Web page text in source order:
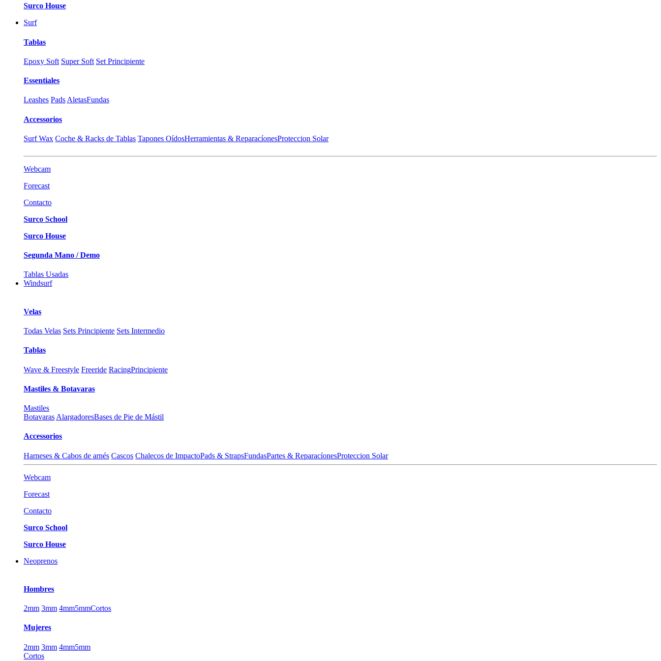
Surco House
Surf
Tablas
Epoxy Soft Super Soft Set Principiente
Essentiales
Leashes Pads AletasFundas
Accessorios
Surf Wax Coche & Racks de Tablas Tapones OídosHerramientas & ReparacíonesProteccion Solar
Webcam
Forecast
Contacto
Surco School
Surco House
Segunda Mano / Demo
Tablas Usadas
Windsurf
Velas
Todas Velas Sets Principiente Sets Intermedio
Tablas
Wave & Freestyle Freeride RacingPrincipiente
Mastiles & Botavaras
Mastiles
Botavaras AlargadoresBases de Pie de Mástil
Accessorios
Harneses & Cabos de arnés Cascos Chalecos de ImpactoPads & StrapsFundasPartes & ReparacíonesProteccion Solar
Webcam
Forecast
Contacto
Surco School
Surco House
Neoprenos
Hombres
2mm 3mm 4mm5mmCortos
Mujeres
2mm 3mm 4mm5mm
Cortos